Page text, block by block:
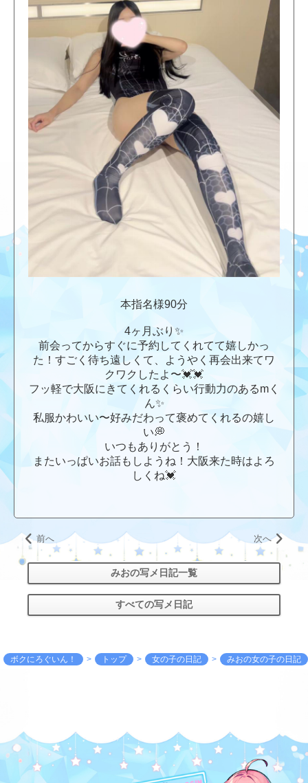
本指名様90分
4ヶ月ぶり✨
前会ってからすぐに予約してくれてて嬉しかっ
た！すごく待ち遠しくて、ようやく再会出来てワ
クワクしたよ〜💓💓
フッ軽で大阪にきてくれるくらい行動力のあるmく
ん✨
私服かわいい〜好みだわって褒めてくれるの嬉し
い💭
いつもありがとう！
またいっぱいお話もしようね！大阪来た時はよろ
しくね💓
前へ 次へ
みおの写メ日記一覧
すべての写メ日記
ボクにろぐいん！ トップ 女の子の日記 みおの女の子の日記